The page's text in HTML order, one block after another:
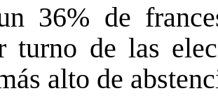
36% de
turno de las
alto de